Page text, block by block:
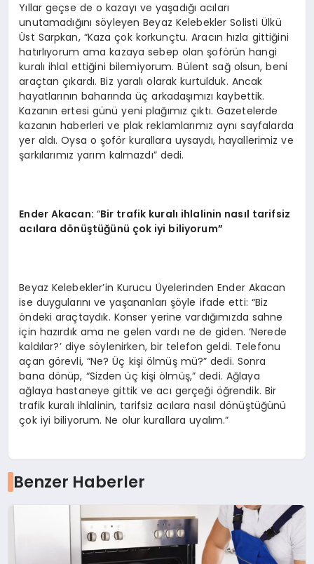
Yıllar geçse de o kazayı ve yaşadığı acıları
unutamadığını söyleyen Beyaz Kelebekler Solisti Ülkü
Üst Sarpkan, “Kaza çok korkunçtu. Aracın hızla gittiğini
hatırlıyorum ama kazaya sebep olan şoförün hangi
kuralı ihlal ettiğini bilemiyorum. Bülent sağ olsun, beni
araçtan çıkardı. Biz yaralı olarak kurtulduk. Ancak
hayatlarının baharında üç arkadaşımızı kaybettik.
Kazanın ertesi günü yeni plağımız çıktı. Gazetelerde
kazanın haberleri ve plak reklamlarımız aynı sayfalarda
yer aldı. Oysa o şoför kurallara uysaydı, hayallerimiz ve
şarkılarımız yarım kalmazdı” dedi.
Ender Akacan: “Bir trafik kuralı ihlalinin nasıl tarifsiz
acılara dönüştüğünü çok iyi biliyorum”
Beyaz Kelebekler’in Kurucu Üyelerinden Ender Akacan
ise duygularını ve yaşananları şöyle ifade etti: “Biz
öndeki araçtaydık. Konser yerine vardığımızda sahne
için hazırdık ama ne gelen vardı ne de giden. ‘Nerede
kaldılar?’ diye söylenirken, bir telefon geldi. Telefonu
açan görevli, “Ne? Üç kişi ölmüş mü?” dedi. Sonra
bana dönüp, “Sizden üç kişi ölmüş,” dedi. Ağlaya
ağlaya hastaneye gittik ve acı gerçeği öğrendik. Bir
trafik kuralı ihlalinin, tarifsiz acılara nasıl dönüştüğünü
çok iyi biliyorum. Ne olur kurallara uyalım.”
Benzer Haberler